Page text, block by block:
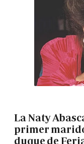
La Naty
primer
duque de